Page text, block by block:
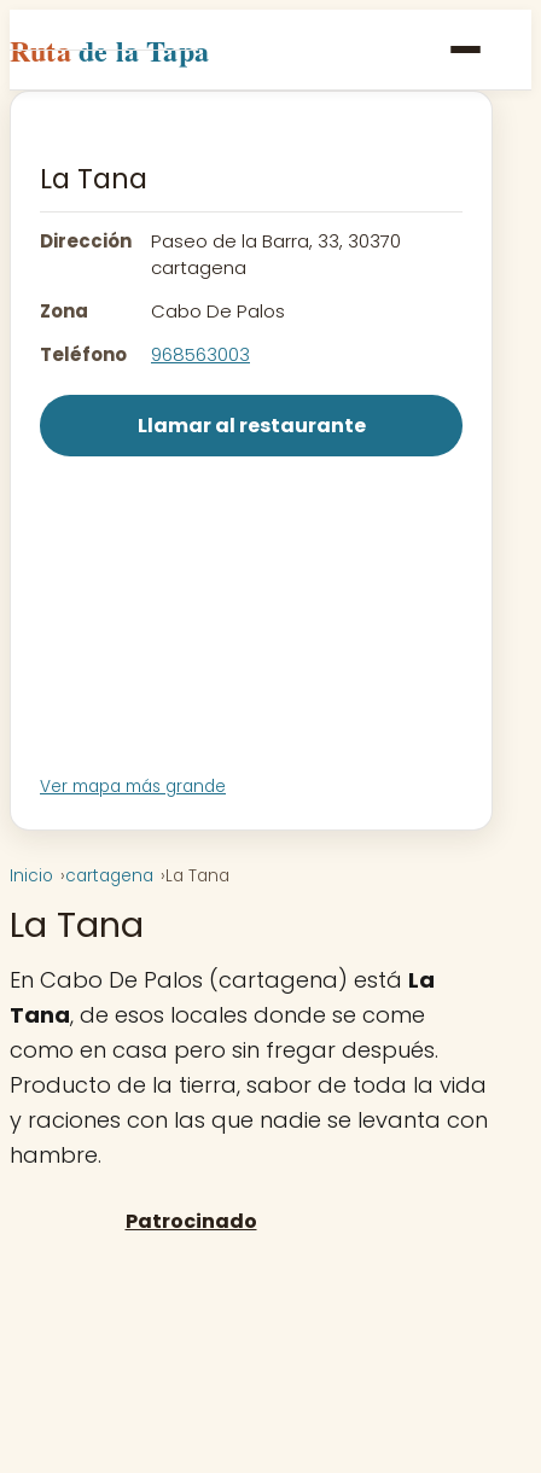
Rutade la Tapa
Inicio
Rutas
Contacto
La Tana
Dirección
Paseo de la Barra, 33, 30370
cartagena
Zona
Cabo De Palos
Teléfono
968563003
Llamar al restaurante
Ver mapa más grande
Inicio cartagena La Tana
La Tana
En Cabo De Palos (cartagena) está La
Tana, de esos locales donde se come
como en casa pero sin fregar después.
Producto de la tierra, sabor de toda la vida
y raciones con las que nadie se levanta con
hambre.